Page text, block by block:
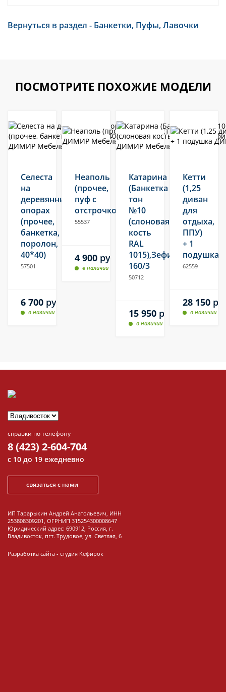
Вернуться в раздел - Банкетки, Пуфы, Лавочки
ПОСМОТРИТЕ ПОХОЖИЕ МОДЕЛИ
Селеста
на
деревянных
опорах
(прочее,
банкетка,
поролон,
40*40)
57501
6 700 руб.
в наличии
Неаполь
(прочее,
пуф с
отстрочкой)
55537
4 900 руб.
в наличии
Катарина
(Банкетка
тон
№10
(слоновая
кость
RAL
1015),Зефир
160/3
50712
15 950 руб.
в наличии
Кетти
(1,25
диван
для
отдыха,
ППУ)
+ 1
подушка
62559
28 150
в наличии
справки по телефону
8 (423) 2-604-704
с 10 до 19 ежедневно
связаться с нами
ИП Тарарыкин Андрей Анатольевич, ИНН
253808309201, ОГРНИП 315254300008647
Юридический адрес: 690912, Россия, г.
Владивосток, пгт. Трудовое, ул. Светлая, 6
Разработка сайта - студия Кефирок